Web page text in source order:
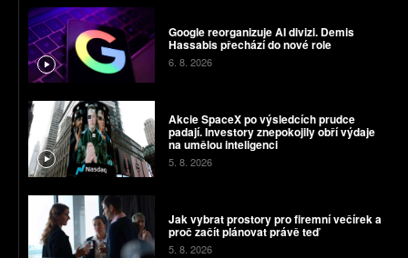
Google reorganizuje AI divizi. Demis
Hassabis přechází do nové role
6. 8. 2026
Akcie SpaceX po výsledcích prudce
padají. Investory znepokojily obří výdaje
na umělou inteligenci
5. 8. 2026
Jak vybrat prostory pro firemní večírek a
proč začít plánovat právě teď
5. 8. 2026